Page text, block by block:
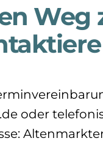
Weg
oder